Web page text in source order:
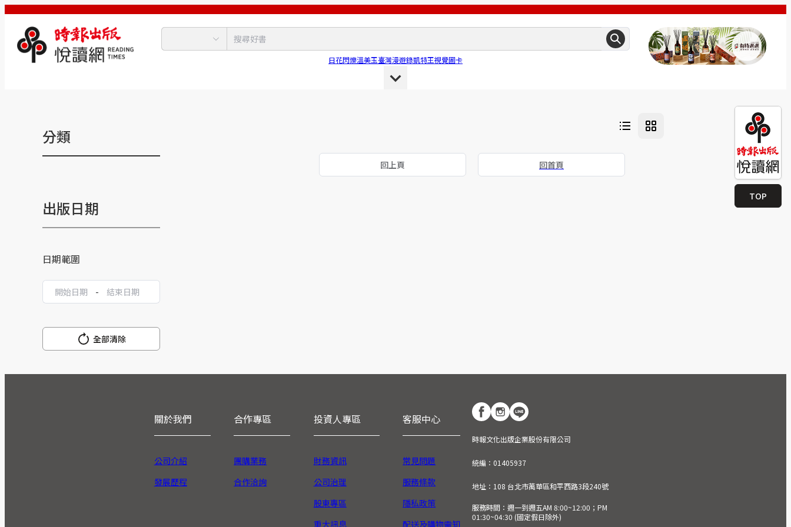
日花閃爍溫美玉臺灣漫遊錄凱特王視覺圖卡
TOP
分類
出版日期
日期範圍
-
全部清除
回上頁 回首頁
關於我們
公司介紹
發展歷程
合作專區
團購業務
合作洽詢
投資人專區
財務資訊
公司治理
股東專區
重大訊息
客服中心
常見問題
服務條款
隱私政策
配送及購物需知
時報文化出版企業股份有限公司
統編：01405937
地址：108 台北市萬華區和平西路3段240號
服務時間：週一到週五AM 8:00~12:00；PM
01:30~04:30 (國定假日除外)